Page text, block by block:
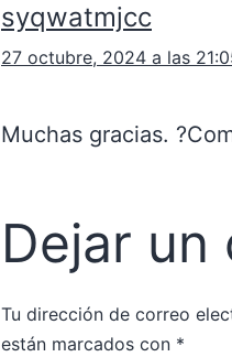
syqwatmjcc
27 octubre, 2024 a las
Muchas gracias.
Dejar un
Tu dirección de correo
están marcados con *